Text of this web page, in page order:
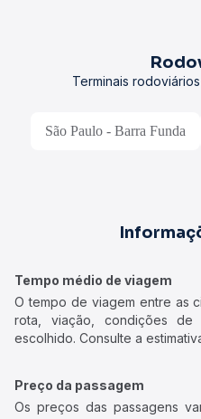
Terminais
São Paulo - Barra Funda
Tempo médio de viagem
O tempo de viagem entre as
rota, viação, condições
escolhido. Consulte a
Preço da passagem
Os preços das passagens